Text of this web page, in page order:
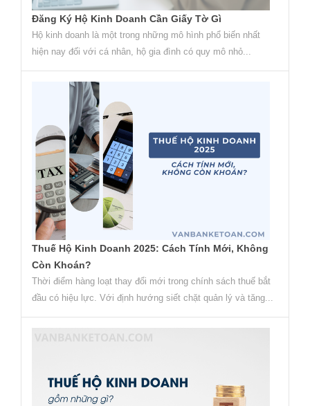
Đăng Ký Hộ Kinh Doanh Cần Giấy Tờ Gì
Hộ kinh doanh là một trong những mô hình phổ biến nhất
hiện nay đối với cá nhân, hộ gia đình có quy mô nhỏ...
Thuế Hộ Kinh Doanh 2025: Cách Tính Mới, Không
Còn Khoán?
Thời điểm hàng loạt thay đổi mới trong chính sách thuế bắt
đầu có hiệu lực. Với định hướng siết chặt quản lý và tăng...